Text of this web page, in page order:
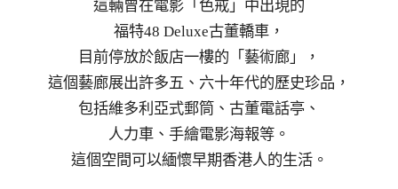
這輛曾在電影「色戒」中出現的
福特48 Deluxe古董轎車，
目前停放於飯店一樓的「藝術廊」，
這個藝廊展出許多五、六十年代的歷史珍品，
包括維多利亞式郵筒、古董電話亭、
人力車、手繪電影海報等。
這個空間可以緬懷早期香港人的生活。